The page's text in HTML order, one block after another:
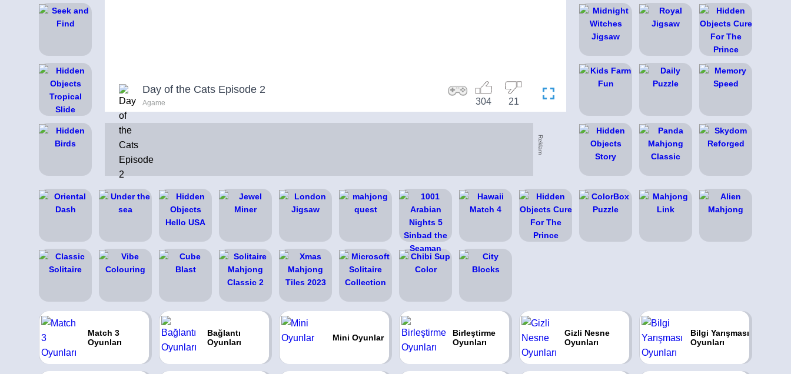
Day of the Cats Episode 2
Agame 21
304
Reklam
Match 3
Oyunları
Bağlantı
Oyunları
Mini Oyunlar
Birleştirme
Oyunları
Gizli Nesne
Oyunları
Bilgi Yarışması
Oyunları